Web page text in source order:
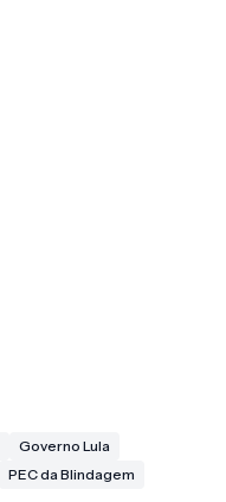
Governo Lula
PEC da Blindagem